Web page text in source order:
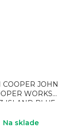
COOPER JOHN
WORKS
ISLAND BLUE
Na sklade